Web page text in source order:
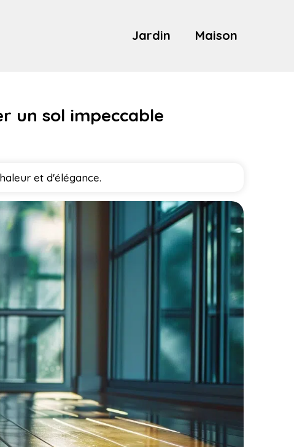
Jardin Maison
un sol impeccable
et d'élégance.